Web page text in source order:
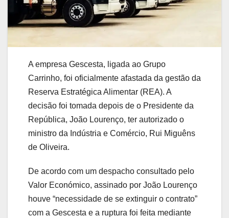
A empresa Gescesta, ligada ao Grupo
Carrinho, foi oficialmente afastada da gestão da
Reserva Estratégica Alimentar (REA). A
decisão foi tomada depois de o Presidente da
República, João Lourenço, ter autorizado o
ministro da Indústria e Comércio, Rui Miguêns
de Oliveira.
De acordo com um despacho consultado pelo
Valor Económico, assinado por João Lourenço
houve “necessidade de se extinguir o contrato”
com a Gescesta e a ruptura foi feita mediante